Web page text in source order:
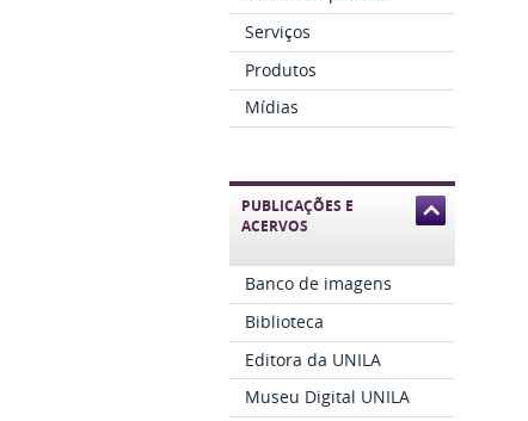
Serviços
Produtos
Mídias
PUBLICAÇÕES E
ACERVOS
Banco de imagens
Biblioteca
Editora da UNILA
Museu Digital UNILA